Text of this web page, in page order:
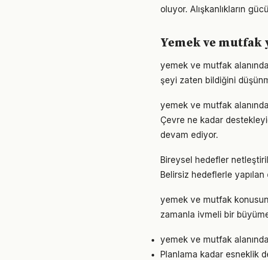
oluyor. Alışkanlıkların
Yemek ve
yemek ve mutfak
şeyi zaten bildiğini
yemek ve mutfak
Çevre ne kadar
devam ediyor.
Bireysel hedefler
Belirsiz hedeflerle
yemek ve mutfak
zamanla ivmeli bir
yemek ve mutfak
Planlama kadar esneklik